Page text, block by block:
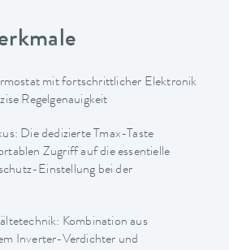
mit fortschrittlicher Elektronik
Regelgenauigkeit
Die dedizierte Tmax-Taste
Zugriff auf die essentielle
Einstellung bei der
Kombination aus
Inverter-Verdichter und